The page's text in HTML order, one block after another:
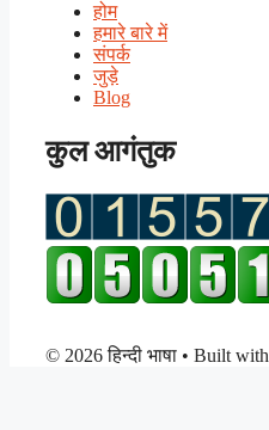
होम
हमारे बारे में
संपर्क
जुड़े
Blog
कुल आगंतुक
© 2026 हिन्दी भाषा • Built with